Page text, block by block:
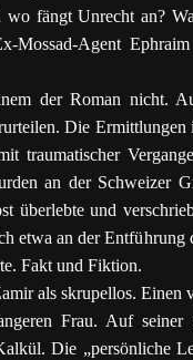
wo fängt Unrecht an?
Mossad-Agent
der Roman nicht.
Die Ermittlungen
traumatischer
an der Schweizer
überlebte und
etwa an der
Fakt und Fiktion.
als skrupellos. Einen
Frau. Auf
Die „persönliche